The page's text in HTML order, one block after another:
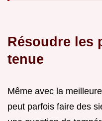
Résoudre les
tenue
Même avec la
peut parfois faire des